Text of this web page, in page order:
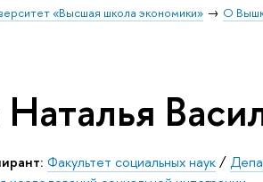
«Высшая школа экономики» О
Факультет социальных наук/